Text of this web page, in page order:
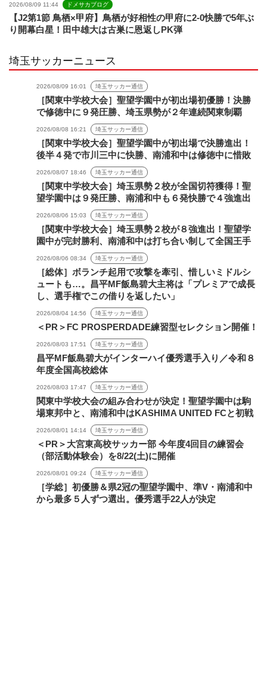
2026/08/09 11:44 ドメサカブログ
【J2第1節 鳥栖×甲府】鳥栖が好相性の甲府に2-0快勝で5年ぶ
り開幕白星！田中雄大は古巣に恩返しPK弾
埼玉サッカーニュース
2026/08/09 16:01 埼玉サッカー通信
［関東中学校大会］聖望学園中が初出場初優勝！決勝
で修徳中に９発圧勝、埼玉県勢が２年連続関東制覇
2026/08/08 16:21 埼玉サッカー通信
［関東中学校大会］聖望学園中が初出場で決勝進出！
後半４発で市川三中に快勝、南浦和中は修徳中に惜敗
2026/08/07 18:46 埼玉サッカー通信
［関東中学校大会］埼玉県勢２校が全国切符獲得！聖
望学園中は９発圧勝、南浦和中も６発快勝で４強進出
2026/08/06 15:03 埼玉サッカー通信
［関東中学校大会］埼玉県勢２校が８強進出！聖望学
園中が完封勝利、南浦和中は打ち合い制して全国王手
2026/08/06 08:34 埼玉サッカー通信
［総体］ボランチ起用で攻撃を牽引、惜しいミドルシ
ュートも…。昌平MF飯島碧大主将は「プレミアで成長
し、選手権でこの借りを返したい」
2026/08/04 14:56 埼玉サッカー通信
＜PR＞FC PROSPERDADE練習型セレクション開催！
2026/08/03 17:51 埼玉サッカー通信
昌平MF飯島碧大がインターハイ優秀選手入り／令和８
年度全国高校総体
2026/08/03 17:47 埼玉サッカー通信
関東中学校大会の組み合わせが決定！聖望学園中は駒
場東邦中と、南浦和中はKASHIMA UNITED FCと初戦
2026/08/01 14:14 埼玉サッカー通信
＜PR＞大宮東高校サッカー部 今年度4回目の練習会
（部活動体験会）を8/22(土)に開催
2026/08/01 09:24 埼玉サッカー通信
［学総］初優勝＆県2冠の聖望学園中、準V・南浦和中
から最多５人ずつ選出。優秀選手22人が決定